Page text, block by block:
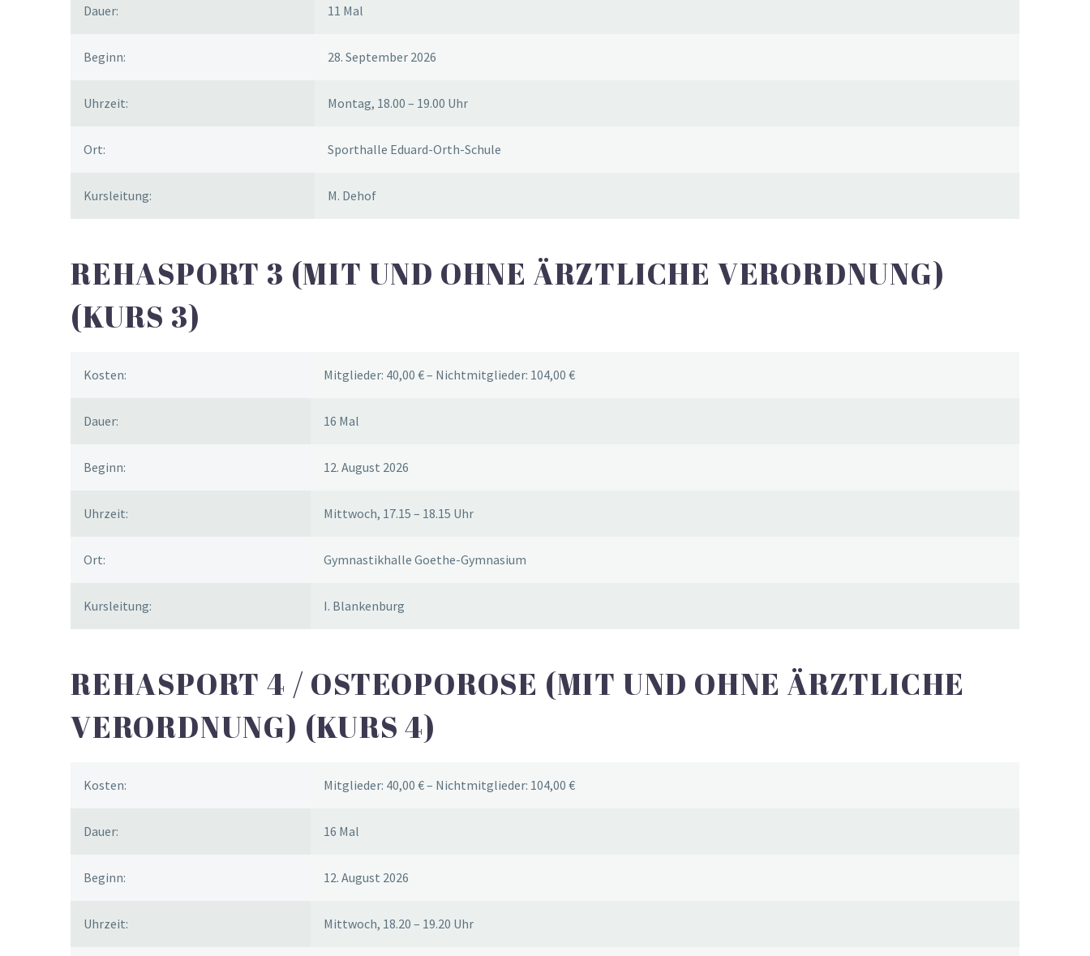
Dauer: 11 Mal
Beginn: 28. September 2026
Uhrzeit: Montag, 18.00 – 19.00 Uhr
Ort: Sporthalle Eduard-Orth-Schule
Kursleitung: M. Dehof
REHASPORT 3 (MIT UND OHNE ÄRZTLICHE VERORDNUNG)
(KURS 3)
Kosten: Mitglieder: 40,00 € – Nichtmitglieder: 104,00 €
Dauer: 16 Mal
Beginn: 12. August 2026
Uhrzeit: Mittwoch, 17.15 – 18.15 Uhr
Ort: Gymnastikhalle Goethe-Gymnasium
Kursleitung: I. Blankenburg
REHASPORT 4 / OSTEOPOROSE (MIT UND OHNE ÄRZTLICHE
VERORDNUNG) (KURS 4)
Kosten: Mitglieder: 40,00 € – Nichtmitglieder: 104,00 €
Dauer: 16 Mal
Beginn: 12. August 2026
Uhrzeit: Mittwoch, 18.20 – 19.20 Uhr